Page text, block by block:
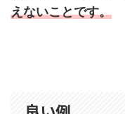
えないことです。